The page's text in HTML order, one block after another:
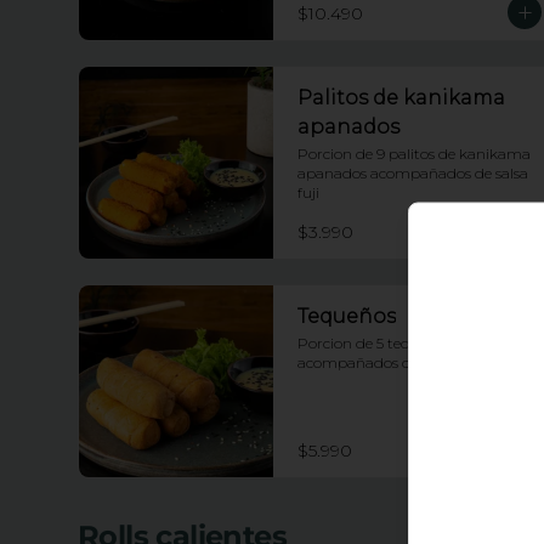
$10.490
Palitos de kanikama
apanados
Porcion de 9 palitos de kanikama
apanados acompañados de salsa
fuji
$3.990
Tequeños
Porcion de 5 tequeños
acompañados con salsa tartara
$5.990
Rolls calientes